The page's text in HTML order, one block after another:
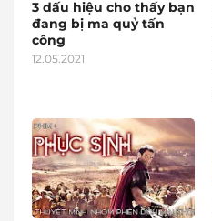
3 dấu hiệu cho thấy bạn
đang bị ma quỷ tấn
công
12.05.2021